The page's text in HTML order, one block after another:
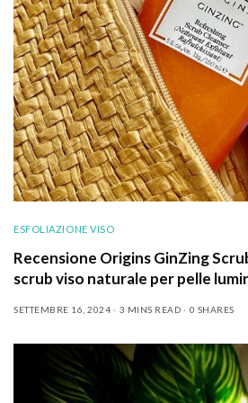
ESFOLIAZIONE VISO
Recensione Origins GinZing
scrub viso naturale per pelle
SETTEMBRE 16, 2024 3 MINS READ 0 SHARES